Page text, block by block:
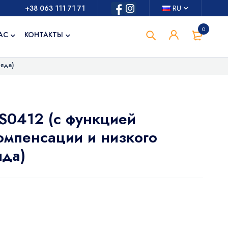
RU
+38 063 111 71 71
0
КОНТАКТЫ
(с функцией
и низкого